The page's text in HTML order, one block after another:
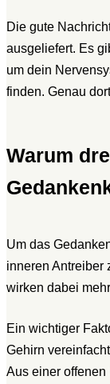
Die gute
ausgeliefert. Es
um dein
finden. Genau
Warum
Um das
inneren Antreiber
wirken dabei
Ein wichtiger
Gehirn
Aus einer